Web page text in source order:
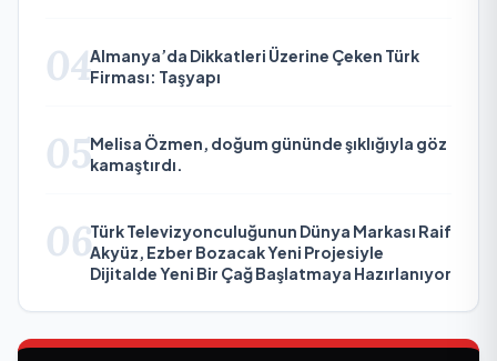
04Almanya’da Dikkatleri Üzerine Çeken Türk
Firması: Taşyapı
05Melisa Özmen, doğum gününde şıklığıyla göz
kamaştırdı.
06Türk Televizyonculuğunun Dünya Markası Raif
Akyüz, Ezber Bozacak Yeni Projesiyle
Dijitalde Yeni Bir Çağ Başlatmaya Hazırlanıyor